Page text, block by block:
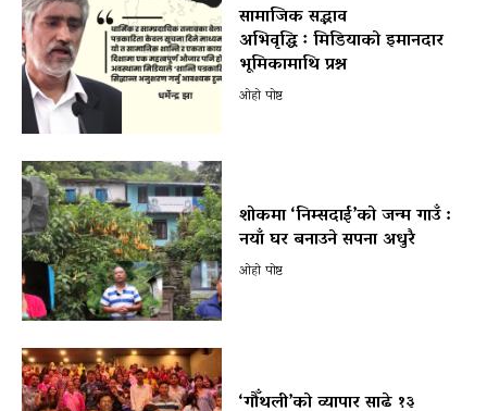
सामाजिक सद्भाव
अभिवृद्धि ः मिडियाको इमानदार
भूमिकामाथि प्रश्न
ओहो पोष्ट
शोकमा ‘निम्सदाई’को जन्म गाउँ :
नयाँ घर बनाउने सपना अधुरै
ओहो पोष्ट
‘गौँथली’को व्यापार साढे १३